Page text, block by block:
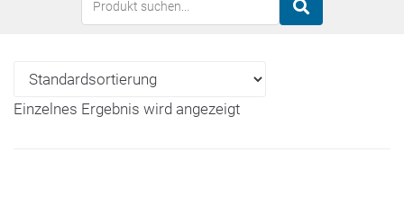
Einzelnes Ergebnis wird angezeigt